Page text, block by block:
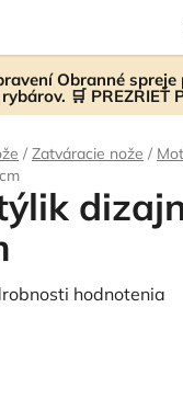
Obranné
🛒 PREZRIEŤ
/ Zatváracie nože /
hodnotenia